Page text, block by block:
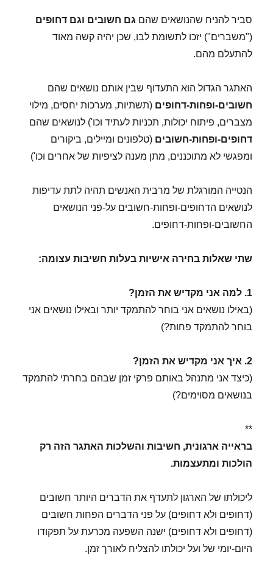
סביר להניח שהנושאים שהם גם חשובים וגם דחופים
("משברים") יזכו לתשומת לבו, שכן יהיה קשה מאוד
להתעלם מהם.
האתגר הגדול הוא התעדוף שבין אותם נושאים שהם
חשובים-ופחות-דחופים (תשתיות, מערכות יחסים, מילוי
מצברים, פיתוח יכולות, תכניות לעתיד וכו') לנושאים שהם
דחופים-ופחות-חשובים (טלפונים ומיילים, ביקורים
ומפגשי לא מתוכננים, מתן מענה לציפיות של אחרים וכו')
הנטייה המורגלת של מרבית האנשים תהיה לתת עדיפות
לנושאים הדחופים-ופחות-חשובים על-פני הנושאים
החשובים-ופחות-דחופים.
שתי שאלות בחירה אישיות בעלות חשיבות עצומה:
1. למה אני מקדיש את הזמן?
(באילו נושאים אני בוחר להתמקד יותר ובאילו נושאים אני
בוחר להתמקד פחות?)
2. איך אני מקדיש את הזמן?
(כיצד אני מתנהל באותם פרקי זמן שבהם בחרתי להתמקד
בנושאים מסוימים?)
**
בראייה ארגונית, חשיבות והשלכות האתגר הזה רק
הולכות ומתעצמות.
ליכולתו של הארגון לתעדף את הדברים היותר חשובים
(דחופים ולא דחופים) על פני הדברים הפחות חשובים
(דחופים ולא דחופים) ישנה השפעה מכרעת על תפקודו
היום-יומי של ועל יכולתו להצליח לאורך זמן.